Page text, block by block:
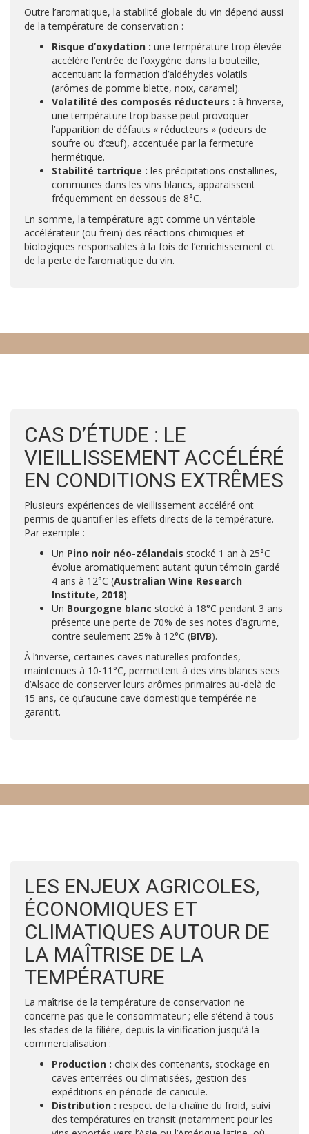
Outre l’aromatique, la stabilité globale du vin dépend aussi
de la température de conservation :
Risque d’oxydation : une température trop élevée
accélère l’entrée de l’oxygène dans la bouteille,
accentuant la formation d’aldéhydes volatils
(arômes de pomme blette, noix, caramel).
Volatilité des composés réducteurs : à l’inverse,
une température trop basse peut provoquer
l’apparition de défauts « réducteurs » (odeurs de
soufre ou d’œuf), accentuée par la fermeture
hermétique.
Stabilité tartrique : les précipitations cristallines,
communes dans les vins blancs, apparaissent
fréquemment en dessous de 8°C.
En somme, la température agit comme un véritable
accélérateur (ou frein) des réactions chimiques et
biologiques responsables à la fois de l’enrichissement et
de la perte de l’aromatique du vin.
CAS D’ÉTUDE : LE
VIEILLISSEMENT ACCÉLÉRÉ
EN CONDITIONS EXTRÊMES
Plusieurs expériences de vieillissement accéléré ont
permis de quantifier les effets directs de la température.
Par exemple :
Un Pino noir néo-zélandais stocké 1 an à 25°C
évolue aromatiquement autant qu’un témoin gardé
4 ans à 12°C (Australian Wine Research
Institute, 2018).
Un Bourgogne blanc stocké à 18°C pendant 3 ans
présente une perte de 70% de ses notes d’agrume,
contre seulement 25% à 12°C (BIVB).
À l’inverse, certaines caves naturelles profondes,
maintenues à 10-11°C, permettent à des vins blancs secs
d’Alsace de conserver leurs arômes primaires au-delà de
15 ans, ce qu’aucune cave domestique tempérée ne
garantit.
LES ENJEUX AGRICOLES,
ÉCONOMIQUES ET
CLIMATIQUES AUTOUR DE
LA MAÎTRISE DE LA
TEMPÉRATURE
La maîtrise de la température de conservation ne
concerne pas que le consommateur ; elle s’étend à tous
les stades de la filière, depuis la vinification jusqu’à la
commercialisation :
Production : choix des contenants, stockage en
caves enterrées ou climatisées, gestion des
expéditions en période de canicule.
Distribution : respect de la chaîne du froid, suivi
des températures en transit (notamment pour les